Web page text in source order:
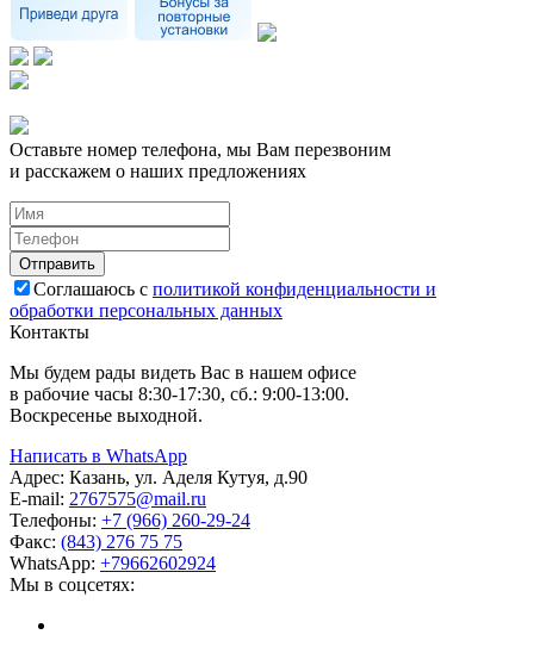
Оставьте номер телефона, мы Вам перезвоним
и расскажем о наших предложениях
Соглашаюсь с политикой конфиденциальности и
обработки персональных данных
Контакты
Мы будем рады видеть Вас в нашем офисе
в рабочие часы 8:30-17:30, сб.: 9:00-13:00.
Воскресенье выходной.
Написать в WhatsApp
Адрес: Казань, ул. Аделя Кутуя, д.90
E-mail: 2767575@mail.ru
Телефоны: +7 (966) 260-29-24
Факс: (843) 276 75 75
WhatsApp: +79662602924
Мы в соцсетях: